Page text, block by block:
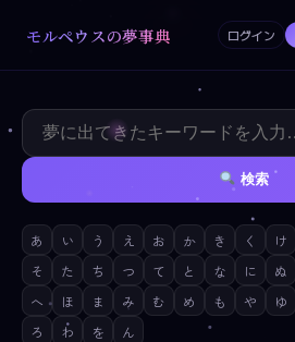
モルペウスの夢事典 ログイン
検索
あ い う え お か き く け
そ
た ち つ て と な に ぬ
へ
ほ ま み む め も や ゆ
ろ
わ を ん